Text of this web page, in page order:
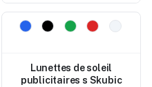
Nouveau
Lunettes de soleil
publicitaires s Skubic